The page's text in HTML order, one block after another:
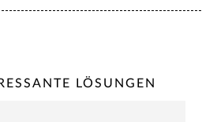
LÖSUNGEN